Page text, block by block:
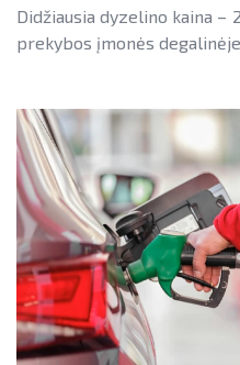
įrengti ant
Teisinė
EVE
EVE
paslaugų
Teisinė
Viešųjų
Didžiausia dyzelino kaina –
prekybos įmonės